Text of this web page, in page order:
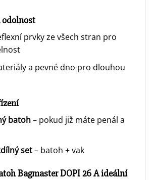
odolnost
prvky ze všech stran pro
a pevné dno pro dlouhou
batoh– pokud již máte penál a
set– batoh + vak
Bagmaster DOPI 26 A ideální